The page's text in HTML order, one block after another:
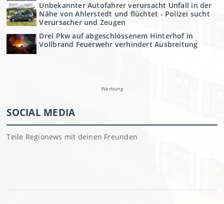
Unbekannter Autofahrer verursacht Unfall in der
Nähe von Ahlerstedt und flüchtet - Polizei sucht
Verursacher und Zeugen
Drei Pkw auf abgeschlossenem Hinterhof in
Vollbrand Feuerwehr verhindert Ausbreitung
Werbung
SOCIAL MEDIA
Teile Regionews mit deinen Freunden